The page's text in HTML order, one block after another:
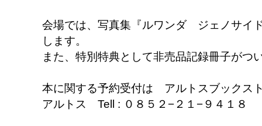
会場では、写真集『ルワンダ ジェノサイ
します。
また、特別特典として非売品記録冊子がつ
本に関する予約受付は アルトスブックス
アルトス Tell : ０８５２−２１−９４１８